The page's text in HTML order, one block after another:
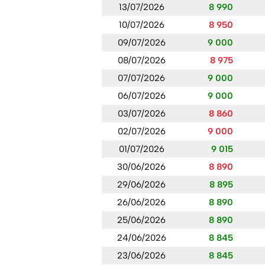
13/07/2026
8 990
10/07/2026
8 950
09/07/2026
9 000
08/07/2026
8 975
07/07/2026
9 000
06/07/2026
9 000
03/07/2026
8 860
02/07/2026
9 000
01/07/2026
9 015
30/06/2026
8 890
29/06/2026
8 895
26/06/2026
8 890
25/06/2026
8 890
24/06/2026
8 845
23/06/2026
8 845